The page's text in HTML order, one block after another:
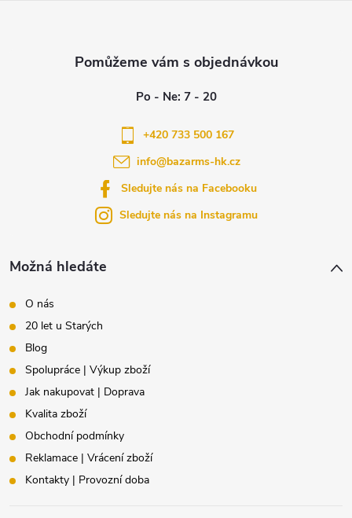
Možná hledáte
O nás
20 let u Starých
Blog
Spolupráce | Výkup zboží
Jak nakupovat | Doprava
Kvalita zboží
Obchodní podmínky
Reklamace | Vrácení zboží
Kontakty | Provozní doba
info@bazarms-hk.cz
+420 733 500 167
Sledujte nás na Facebooku
Sledujte nás na Instagramu